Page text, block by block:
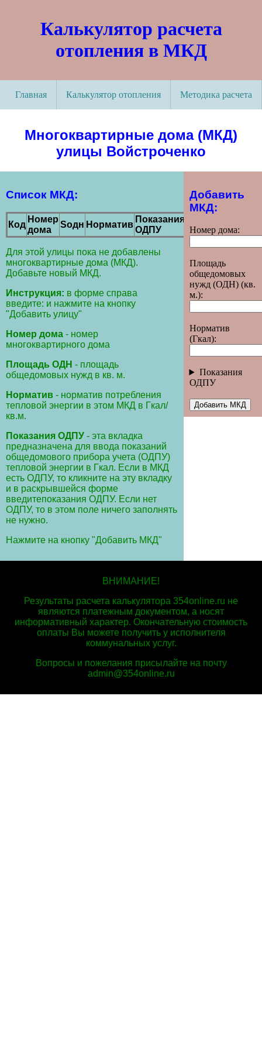
Калькулятор расчета
отопления в МКД
Главная Калькулятор отопления Методика расчета
Многоквартирные дома (МКД)
улицы Войстроченко
Список МКД:
Код
Номер
дома
Sодн Норматив
Показания
ОДПУ
Действие
Для этой улицы пока не добавлены
многоквартирные дома (МКД).
Добавьте новый МКД.
Инструкция: в форме справа
введите: и нажмите на кнопку
"Добавить улицу"
Номер дома - номер
многоквартирного дома
Площадь ОДН - площадь
общедомовых нужд в кв. м.
Норматив - норматив потребления
тепловой энергии в этом МКД в Гкал/
кв.м.
Показания ОДПУ - эта вкладка
предназначена для ввода показаний
общедомового прибора учета (ОДПУ)
тепловой энергии в Гкал. Если в МКД
есть ОДПУ, то кликните на эту вкладку
и в раскрывшейся форме
введитепоказания ОДПУ. Если нет
ОДПУ, то в этом поле ничего заполнять
не нужно.
Нажмите на кнопку "Добавить МКД"
Добавить
МКД:
Номер дома:
Площадь
общедомовых
нужд (ОДН) (кв.
м.):
Норматив
(Гкал):
Показания
ОДПУ
ВНИМАНИЕ!
Результаты расчета калькулятора 354online.ru не
являются платежным документом, а носят
информативный характер. Окончательную стоимость
оплаты Вы можете получить у исполнителя
коммунальных услуг.
Вопросы и пожелания присылайте на почту
admin@354online.ru